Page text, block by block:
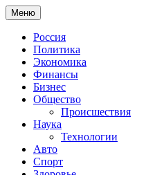
Меню
Россия
Политика
Экономика
Финансы
Бизнес
Общество
Происшествия
Наука
Технологии
Авто
Спорт